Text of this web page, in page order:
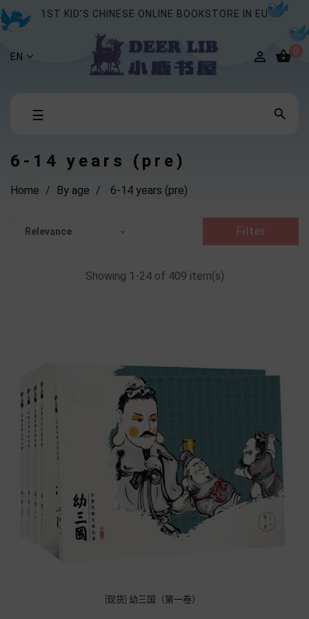
1ST KID'S CHINESE ONLINE BOOKSTORE IN EU
EN  0
Toggle
☰ 
6-14 years (pre)
Home By age 6-14 years (pre)
Relevance  Filter
Showing 1-24 of 409 item(s)
[现货] 幼三国（第一卷）